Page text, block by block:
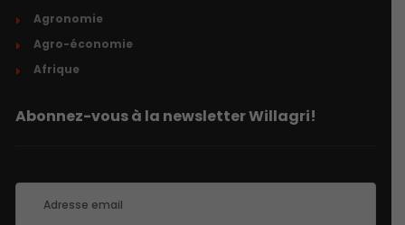
Agronomie
Agro-économie
Afrique
Abonnez-vous à la newsletter Willagri!